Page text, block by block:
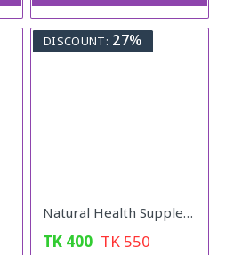
DISCOUNT: 27%
Natural Health Supplement 120gm
TK 400 TK550